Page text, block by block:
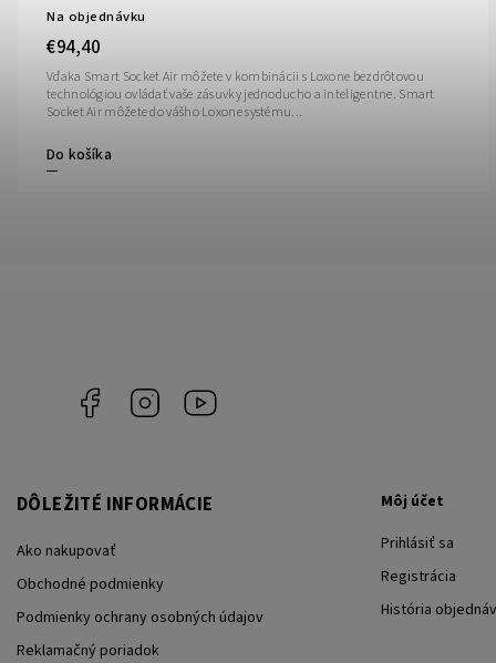
Na objednávku
€94,40
Do košíka
Vďaka Smart Socket Air môžete v kombinácii s Loxone bezdrôtovou
technológiou ovládať vaše zásuvky jednoducho a inteligentne. Smart
Socket Air môžete do vášho Loxone systému...
Facebook Instagram
DÔLEŽITÉ INFORMÁCIE
Ako nakupovať
Obchodné podmienky
Podmienky ochrany osobných údajov
Reklamačný poriadok
Môj účet
Prihlásiť sa
Registrácia
História